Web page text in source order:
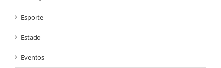
Esporte
Estado
Eventos